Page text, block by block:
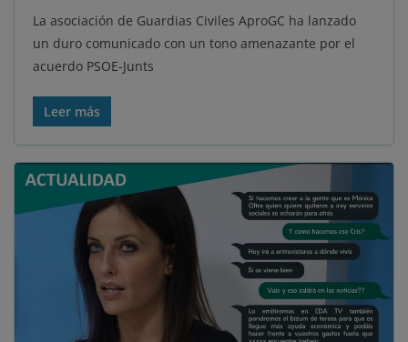
La asociación de Guardias Civiles AproGC ha lanzado
un duro comunicado con un tono amenazante por el
acuerdo PSOE-Junts
Leer más